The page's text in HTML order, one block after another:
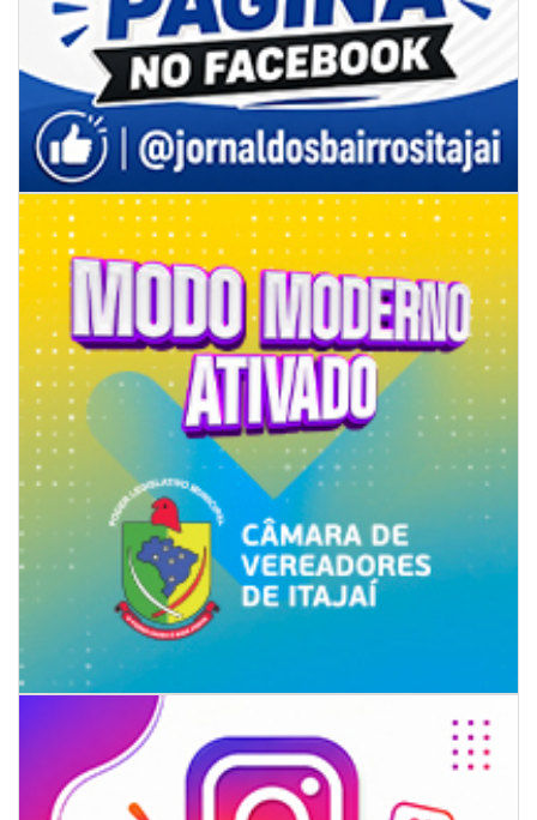
06/08/2026 | 07:00
Inscrições para a exploração da gastronomia do 14º Acampamento
Farroupilha estão abertas
CAMBORIÚ
06/08/2026 | 07:00
Camboriú: exposição de arte transforma o Paço Municipal em um espaço
de cultura